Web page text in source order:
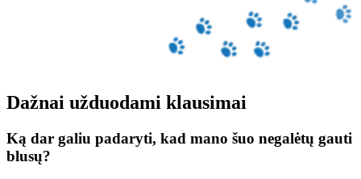
Dažnai užduodami klausimai
Ką dar galiu padaryti, kad mano šuo negalėtų gauti
blusų?